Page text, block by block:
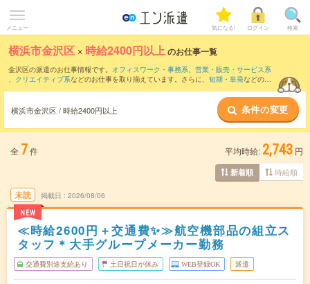
メニュー 気になる! ログイン 検索
横浜市金沢区 × 時給2400円以上のお仕事一覧
金沢区の派遣のお仕事情報です。 オフィスワーク・事務系、 営業・販売・サービス系
、 クリエイティブ系などのお仕事を取り揃えています。さらに、 短期 ・ 単発などの期
横浜市金沢区 / 時給2400円以上 条件の変更
全 7件 平均時給: 2,743 円
新着順 時給順
未読
NEW
掲載日 2026/08/06
≪時給2600円＋交通費✨≫航空機部品の組立ス
タッフ＊大手グループメーカー勤務
交通費別途支給あり 土日祝日が休み WEB登録OK 派遣